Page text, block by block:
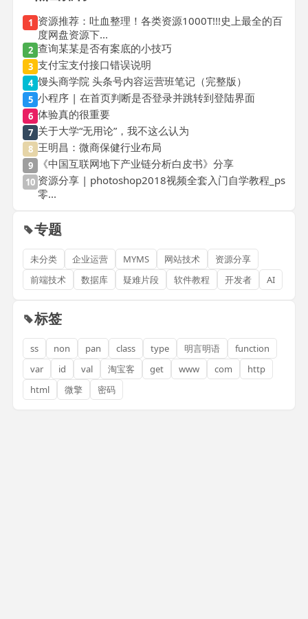
1 资源推荐：吐血整理！各类资源1000T!!!史上最全的百
度网盘资源下...
2 查询某某是否有案底的小技巧
3 支付宝支付接口错误说明
4 馒头商学院 头条号内容运营班笔记（完整版）
5 小程序 | 在首页判断是否登录并跳转到登陆界面
6 体验真的很重要
7 关于大学“无用论”，我不这么认为
8 王明昌：微商保健行业布局
9 《中国互联网地下产业链分析白皮书》分享
10 资源分享 | photoshop2018视频全套入门自学教程_ps
零...
专题
未分类 企业运营 MYMS 网站技术
资源分享
前端技术
数据库 疑难片段 软件教程 开发者 AI
标签
ss non pan class type 明言明语
function
var
id val 淘宝客 get www com
http
html
微擎 密码